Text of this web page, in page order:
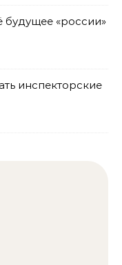
будущее «россии»
инспекторские